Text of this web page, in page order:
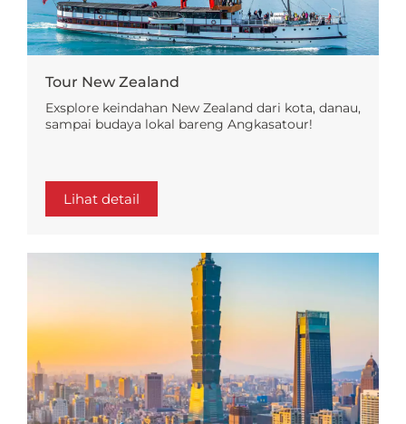
Tour New Zealand
Exsplore keindahan New Zealand dari kota, danau,
sampai budaya lokal bareng Angkasatour!
Lihat detail